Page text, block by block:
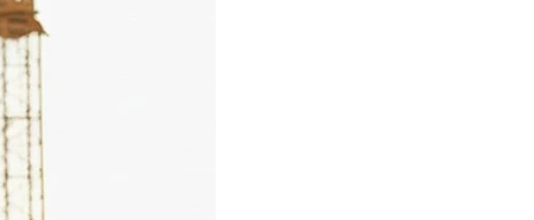
SPÓDNICE KUCHARSKIE